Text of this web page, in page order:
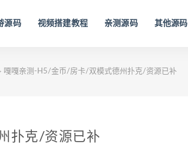
源码 视频搭建教程 亲测源码 其他源码
嘎嘎亲测-H5/金币/房卡/双模式德州扑克/资源已补
扑克/资源已补